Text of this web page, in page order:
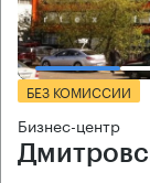
БЕЗ КОМИССИИ
Бизнес-центр